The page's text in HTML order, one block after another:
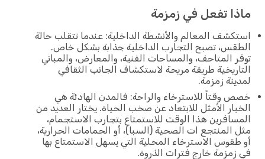
ماذا تفعل في زمزمة
استكشف المعالم والأنشطة الداخلية: عندما تتقلب حالة
الطقس، تصبح التجارب الداخلية جذابة بشكل خاص.
توفر المتاحف، والمساحات الفنية، والمعارض، والمباني
التاريخية طريقة مريحة لاستكشاف الجانب الثقافي
لمدينة زمزمة.
خصص وقتاً للاسترخاء والراحة: فالمدن الهادئة هي
الخيار الأمثل للابتعاد عن صخب الحياة. يختار العديد من
المسافرين هذا الوقت للاستمتاع بتجارب الاستجمام،
مثل المنتجع ات الصحية (السبا)، أو الحمامات الحرارية،
أو طقوس الاسترخاء المحلية التي يسهل الاستمتاع بها
في زمزمة خارج فترات الذروة.